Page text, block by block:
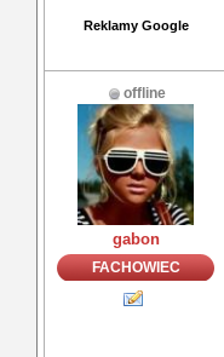
Reklamy Google
offline
gabon
FACHOWIEC